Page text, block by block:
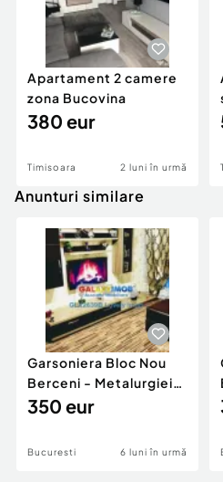
Apartament 2 camere
zona Bucovina
380 eur
Timisoara 2 luni în urmă
Anunturi similare
Garsoniera Bloc Nou
Berceni - Metalurgiei
Park - Postalionul
350 eur
Bucuresti 6 luni în urmă